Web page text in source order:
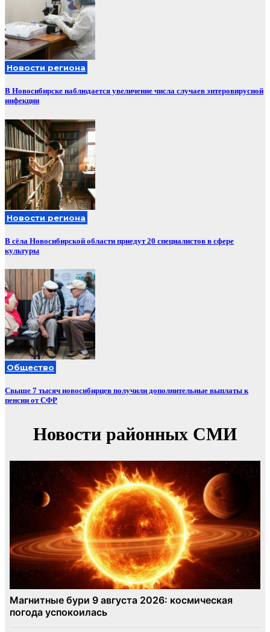
Новости региона
В Новосибирске наблюдается увеличение числа случаев энтеровирусной
инфекции
Новости региона
В сёла Новосибирской области приедут 20 специалистов в сфере
культуры
Общество
Свыше 7 тысяч новосибирцев получили дополнительные выплаты к
пенсии от СФР